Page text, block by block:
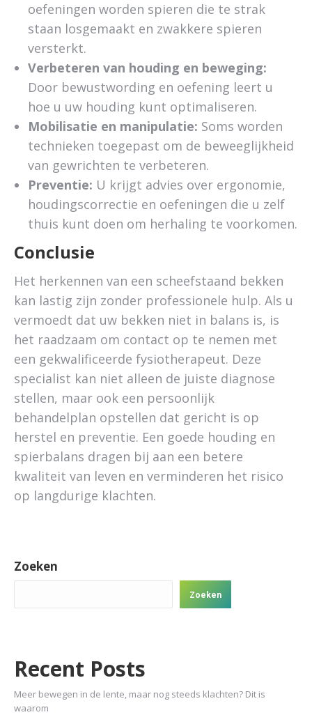
oefeningen worden spieren die te strak
staan losgemaakt en zwakkere spieren
versterkt.
Verbeteren van houding en beweging:
Door bewustwording en oefening leert u
hoe u uw houding kunt optimaliseren.
Mobilisatie en manipulatie: Soms worden
technieken toegepast om de beweeglijkheid
van gewrichten te verbeteren.
Preventie: U krijgt advies over ergonomie,
houdingscorrectie en oefeningen die u zelf
thuis kunt doen om herhaling te voorkomen.
Conclusie
Het herkennen van een scheefstaand bekken
kan lastig zijn zonder professionele hulp. Als u
vermoedt dat uw bekken niet in balans is, is
het raadzaam om contact op te nemen met
een gekwalificeerde fysiotherapeut. Deze
specialist kan niet alleen de juiste diagnose
stellen, maar ook een persoonlijk
behandelplan opstellen dat gericht is op
herstel en preventie. Een goede houding en
spierbalans dragen bij aan een betere
kwaliteit van leven en verminderen het risico
op langdurige klachten.
Zoeken
Zoeken
Recent Posts
Meer bewegen in de lente, maar nog steeds klachten? Dit is
waarom